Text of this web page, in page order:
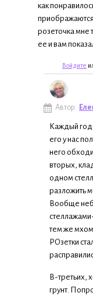
как
розеточка мне
ее и вам
Войдите
Автор:
Каждый год
его у нас
него
вторых,
одном
разложить
Вообще
тем же мхом.
РОзетки
В-третьих,
грунт.